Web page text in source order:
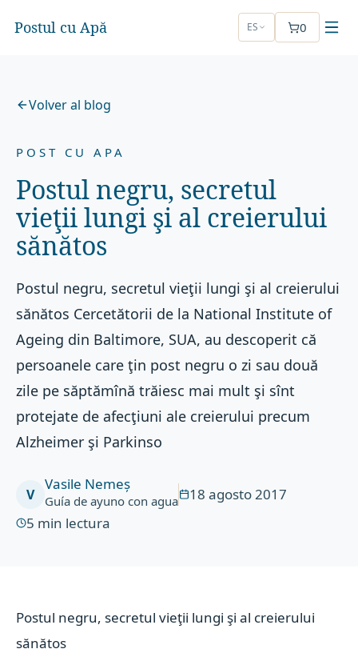
Postul cu Apă ES 0
Volver al blog
POST CU APA
Postul negru, secretul
vieţii lungi şi al creierului
sănătos
Postul negru, secretul vieţii lungi şi al creierului
sănătos Cercetătorii de la National Institute of
Ageing din Baltimore, SUA, au descoperit că
persoanele care ţin post negru o zi sau două
zile pe săptămînă trăiesc mai mult şi sînt
protejate de afecţiuni ale creierului precum
Alzheimer şi Parkinso
V
Vasile Nemeș
Guía de ayuno con agua
18 agosto 2017
5 min lectura
Postul negru, secretul vieţii lungi şi al creierului
sănătos